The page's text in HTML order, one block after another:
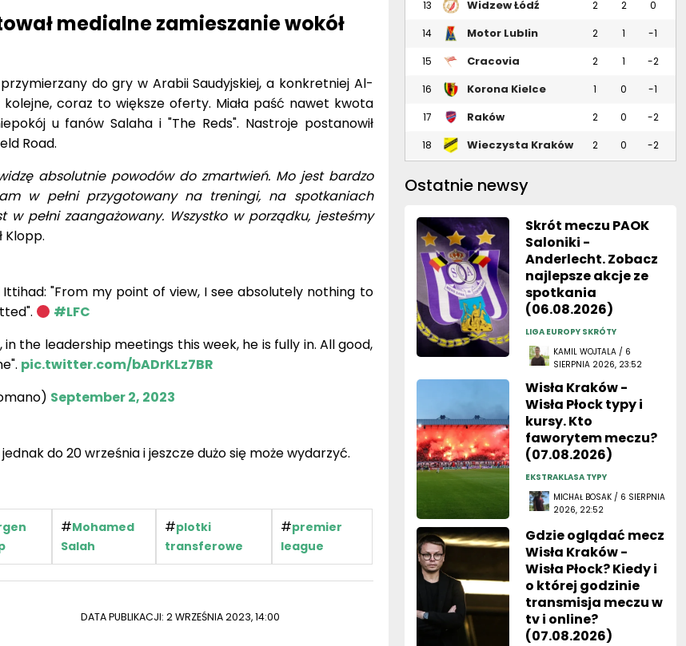
medialne zamieszanie wokół
do gry w Arabii Saudyjskiej, a konkretniej Al-
coraz to większe oferty. Miała paść nawet kwota
u fanów Salaha i "The Reds". Nastroje postanowił
Road.
absolutnie powodów do zmartwień. Mo jest bardzo
w pełni przygotowany na treningi, na spotkaniach
pełni zaangażowany. Wszystko w porządku, jesteśmy
Klopp.
"From my point of view, I see absolutely nothing to
#LFC
the leadership meetings this week, he is fully in. All good,
pic.twitter.com/bADrKLz7BR
September 2, 2023
do 20 września i jeszcze dużo się może wydarzyć.
#Mohamed
Salah
#plotki
transferowe
#premier
league
DATA PUBLIKACJI: 2 WRZEŚNIA 2023, 14:00
13 Widzew Łódź 2 2 0
14 Motor Lublin 2 1 -1
15 Cracovia 2 1 -2
16 Korona Kielce 1 0 -1
17
Raków
2 0 -2
18 Wieczysta Kraków 2 0 -2
Ostatnie newsy
Skrót meczu PAOK
Saloniki -
Anderlecht. Zobacz
najlepsze akcje ze
spotkania
(06.08.2026)
LIGA EUROPY SKRÓTY
KAMIL WOJTALA / 6
SIERPNIA 2026, 23:52
Wisła Kraków -
Wisła Płock typy i
kursy. Kto
faworytem meczu?
(07.08.2026)
EKSTRAKLASA TYPY
MICHAŁ BOSAK / 6 SIERPNIA
2026, 22:52
Gdzie oglądać mecz
Wisła Kraków -
Wisła Płock? Kiedy i
o której godzinie
transmisja meczu w
tv i online?
(07.08.2026)